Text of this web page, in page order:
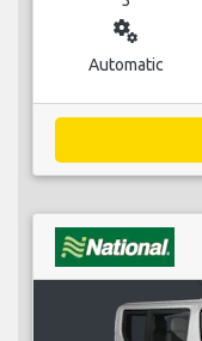
miscellaneous_services
Automatic